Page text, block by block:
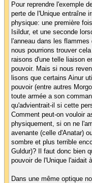
Pour reprendre l'exemple
perte de l'Unique entraîne
physique: une première
Isildur, et une seconde
l'anneau dans les
nous pourrions trouver
raisons d'une telle liaison
pouvoir. Mais si nous
lisons que certains Ainur
pouvoir (entre autres
toute armée a son
qu'advientrait-il si cette
Comment peut-on vouloir
physiquement, si on ne
avenante (celle d'Anatar)
sombre et plus terrible
Guldur)? Il faut donc bien
pouvoir de l'Unique l'aidait
Dans une même optique